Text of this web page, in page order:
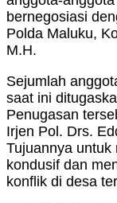
bernegosiasi
Polda Maluku,
M.H.
Sejumlah
saat ini
Penugasan
Irjen Pol. Drs.
Tujuannya untuk
kondusif dan
konflik di desa